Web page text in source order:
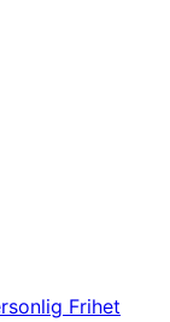
Frihet